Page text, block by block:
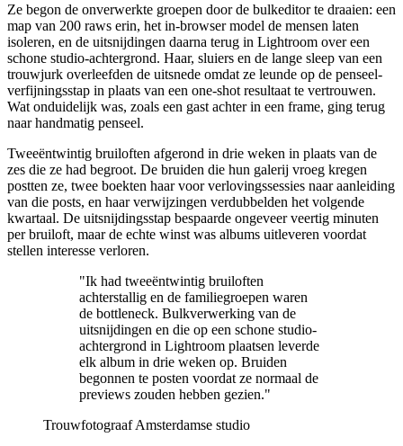
Ze begon de onverwerkte groepen door de bulkeditor te draaien: een
map van 200 raws erin, het in-browser model de mensen laten
isoleren, en de uitsnijdingen daarna terug in Lightroom over een
schone studio-achtergrond. Haar, sluiers en de lange sleep van een
trouwjurk overleefden de uitsnede omdat ze leunde op de penseel-
verfijningsstap in plaats van een one-shot resultaat te vertrouwen.
Wat onduidelijk was, zoals een gast achter in een frame, ging terug
naar handmatig penseel.
Tweeëntwintig bruiloften afgerond in drie weken in plaats van de
zes die ze had begroot. De bruiden die hun galerij vroeg kregen
postten ze, twee boekten haar voor verlovingssessies naar aanleiding
van die posts, en haar verwijzingen verdubbelden het volgende
kwartaal. De uitsnijdingsstap bespaarde ongeveer veertig minuten
per bruiloft, maar de echte winst was albums uitleveren voordat
stellen interesse verloren.
"Ik had tweeëntwintig bruiloften
achterstallig en de familiegroepen waren
de bottleneck. Bulkverwerking van de
uitsnijdingen en die op een schone studio-
achtergrond in Lightroom plaatsen leverde
elk album in drie weken op. Bruiden
begonnen te posten voordat ze normaal de
previews zouden hebben gezien."
Trouwfotograaf Amsterdamse studio